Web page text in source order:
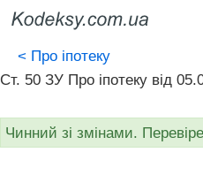
< Про іпотеку
Ст. 50 ЗУ Про іпотеку вiд
Чинний зі змінами.